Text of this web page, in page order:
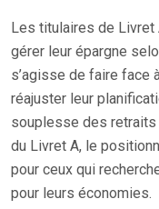
Les titulaires de
gérer leur épargne
s’agisse de faire face
réajuster leur
souplesse des retraits
du Livret A, le
pour ceux qui
pour leurs économies.